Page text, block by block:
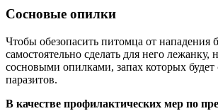
Сосновые опилки
Чтобы обезопасить питомца от нападения
самостоятельно сделать для него лежанку,
сосновыми опилками, запах которых будет
паразитов.
В качестве профилактических мер по